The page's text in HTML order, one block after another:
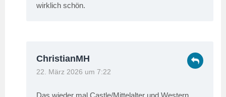
wirklich schön.
ChristianMH
22. März 2026 um 7:22
Das wieder mal Castle/Mittelalter und Western